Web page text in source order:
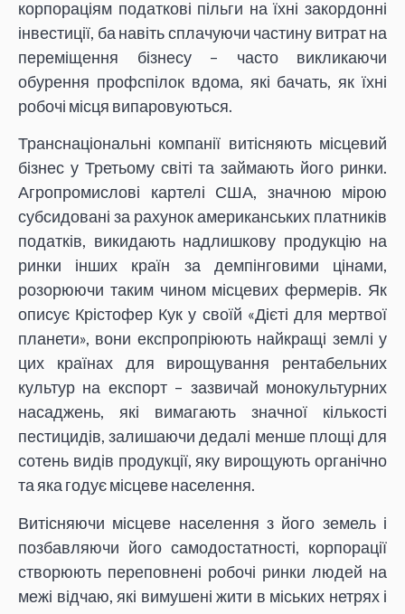
корпораціям податкові пільги на їхні закордонні
інвестиції, ба навіть сплачуючи частину витрат на
переміщення бізнесу – часто викликаючи
обурення профспілок вдома, які бачать, як їхні
робочі місця випаровуються.
Транснаціональні компанії витісняють місцевий
бізнес у Третьому світі та займають його ринки.
Агропромислові картелі США, значною мірою
субсидовані за рахунок американських платників
податків, викидають надлишкову продукцію на
ринки інших країн за демпінговими цінами,
розорюючи таким чином місцевих фермерів. Як
описує Крістофер Кук у своїй «Дієті для мертвої
планети», вони експропріюють найкращі землі у
цих країнах для вирощування рентабельних
культур на експорт – зазвичай монокультурних
насаджень, які вимагають значної кількості
пестицидів, залишаючи дедалі менше площі для
сотень видів продукції, яку вирощують органічно
та яка годує місцеве населення.
Витісняючи місцеве населення з його земель і
позбавляючи його самодостатності, корпорації
створюють переповнені робочі ринки людей на
межі відчаю, які вимушені жити в міських нетрях і